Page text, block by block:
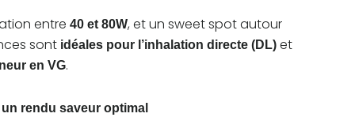
entre 40 et 80W, et un sweet spot autour
sont idéales pour l’inhalation directe (DL) et
en VG.
rendu saveur optimal